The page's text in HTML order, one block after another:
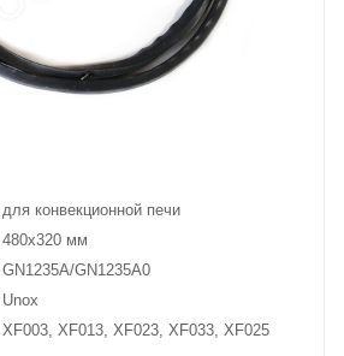
для конвекционной печи
480х320 мм
GN1235A/GN1235A0
Unox
XF003, XF013, XF023, XF033, XF025